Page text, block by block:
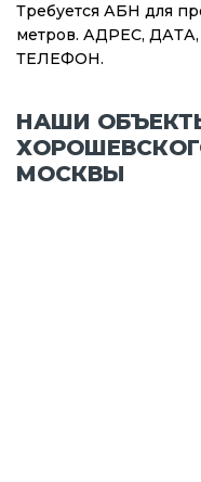
Требуется АБН для
метров. АДРЕС,
ТЕЛЕФОН.
НАШИ
МОСКВЫ